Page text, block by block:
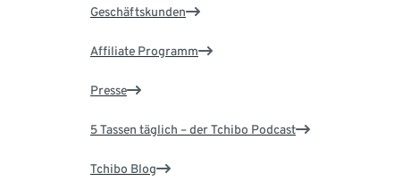
Geschäftskunden
Affiliate Programm
Presse
5 Tassen täglich – der Tchibo Podcast
Tchibo Blog